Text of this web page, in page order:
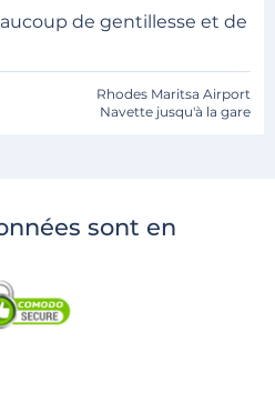
de gentillesse et de
Rhodes Maritsa Airport
Navette jusqu'à la gare
sont en